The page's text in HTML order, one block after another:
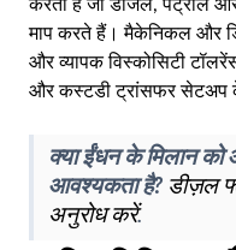
करती है जो डीजल, पेट्रोल
माप करते हैं। मैकेनिकल और
और व्यापक विस्कोसिटी
और कस्टडी ट्रांसफर सेटअप
क्या ईंधन के मिलान
आवश्यकता है? डीज़ल
अनुरोध करें.